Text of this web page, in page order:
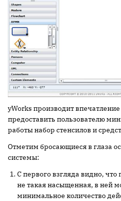
yWorks производит
предоставить пользователю
работы набор стенсилов и
Отметим бросающиеся в глаза
системы:
С первого взгляда видно, что
не такая насыщенная, в ней
минимальное количество